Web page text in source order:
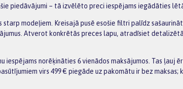
piedāvājumi – tā izvēlēto preci iespējams iegādāties
modeļiem. Kreisajā pusē esošie filtri palīdz
Atverot konkrētās preces lapu, atradīsiet
norēķināties 6 vienādos maksājumos. Tas ļauj
virs 499 € piegāde uz pakomātu ir bez